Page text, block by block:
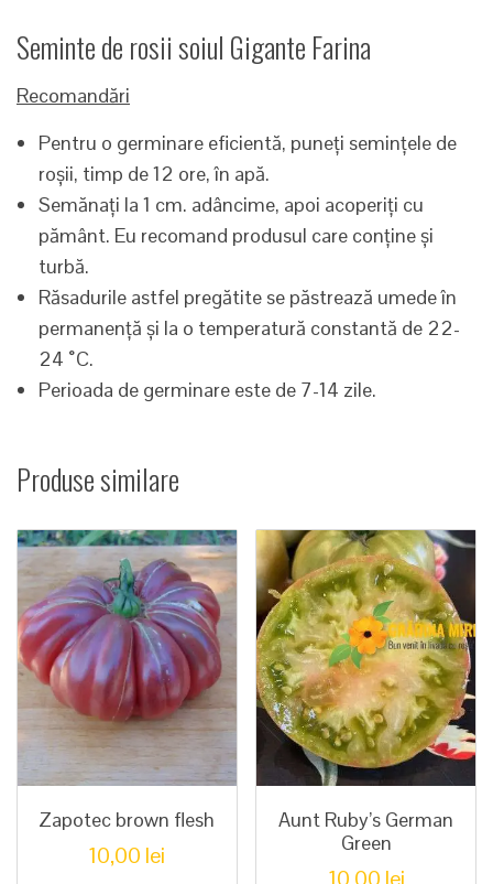
Seminte de rosii soiul Gigante Farina
Recomandări
Pentru o germinare eficientă, puneți semințele de
roșii, timp de 12 ore, în apă.
Semănați la 1 cm. adâncime, apoi acoperiți cu
pământ. Eu recomand produsul care conține și
turbă.
Răsadurile astfel pregătite se păstrează umede în
permanență și la o temperatură constantă de 22-
24 ˚C.
Perioada de germinare este de 7-14 zile.
Produse similare
Zapotec brown flesh
10,00 lei
Aunt Ruby’s German
Green